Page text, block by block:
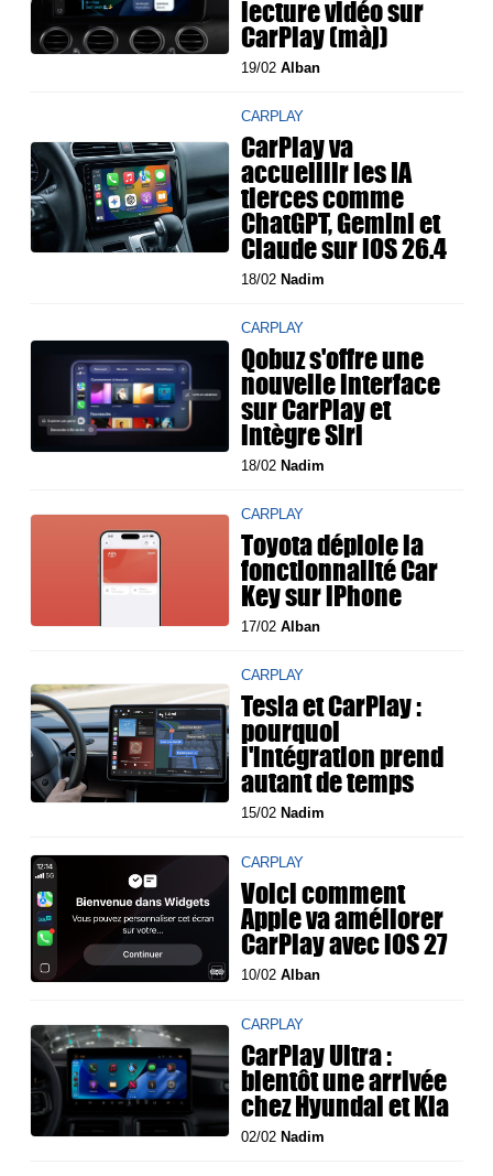
lecture vidéo sur
CarPlay (màj)
19/02Alban
CARPLAY
CarPlay va
accueillir les IA
tierces comme
ChatGPT, Gemini et
Claude sur iOS 26.4
18/02Nadim
CARPLAY
Qobuz s'offre une
nouvelle interface
sur CarPlay et
intègre Siri
18/02Nadim
CARPLAY
Toyota déploie la
fonctionnalité Car
Key sur iPhone
17/02Alban
CARPLAY
Tesla et CarPlay :
pourquoi
l'intégration prend
autant de temps
15/02Nadim
CARPLAY
Voici comment
Apple va améliorer
CarPlay avec iOS 27
10/02Alban
CARPLAY
CarPlay Ultra :
bientôt une arrivée
chez Hyundai et Kia
02/02 Nadim